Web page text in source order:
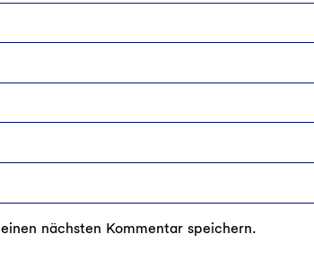
nächsten Kommentar speichern.